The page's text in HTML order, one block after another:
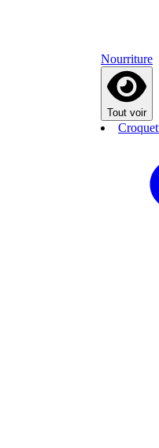
Nourriture
Tout voir